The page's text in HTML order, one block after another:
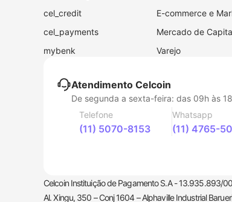
cel_credit
cel_payments
mybenk
E-commerce e
Mercado de
Varejo
Atendimento Celcoin
De segunda a sexta-feira: das 09h às
Telefone
(11) 5070-8153
Whatsapp
(11) 4765-
Celcoin Instituição de Pagamento S.A - 13.935.893/
Al. Xingu, 350 – Conj 1604 – Alphaville Industrial